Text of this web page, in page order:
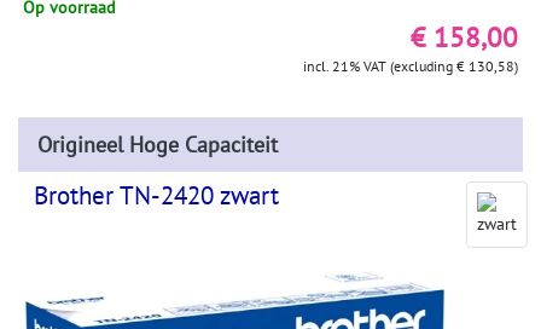
Op voorraad
€ 158,00
incl. 21% VAT (excluding € 130,58)
Origineel Hoge Capaciteit
Brother TN-2420 zwart